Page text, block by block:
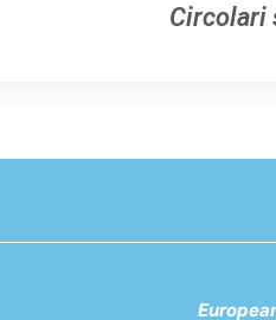
Circolari